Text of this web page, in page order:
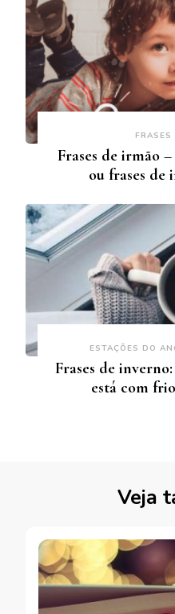
FRASES
Frases de irmão
ou frases de
ESTAÇÕES DO
Frases de
está com
Veja